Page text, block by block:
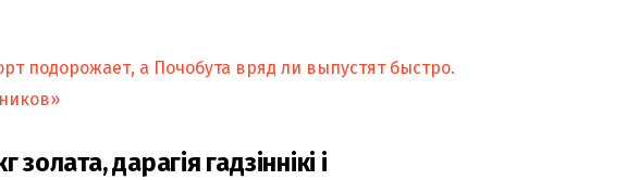
подорожает, а Почобута вряд ли выпустят быстро.
дарагія гадзіннікі і